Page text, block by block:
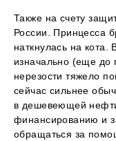
Также на счету
России. Принцесса
наткнулась на
изначально (еще до
нерезости тяжело
сейчас сильнее
в дешевеющей
финансированию и
обращаться за